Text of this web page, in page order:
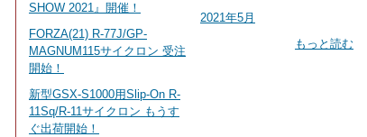
SHOW 2021』開催！
FORZA(21) R-77J/GP-
MAGNUM115サイクロン 受注
開始！
新型GSX-S1000用Slip-On R-
11Sq/R-11サイクロン もうす
ぐ出荷開始！
2021年5月
もっと読む